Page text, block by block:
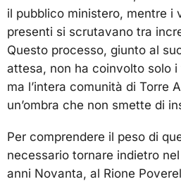
il pubblico ministero, mentre i
presenti si scrutavano tra
Questo processo, giunto al
attesa, non ha coinvolto solo
ma l’intera comunità di Torre
un’ombra che non smette di
Per comprendere il peso di
necessario tornare indietro
anni Novanta, al Rione